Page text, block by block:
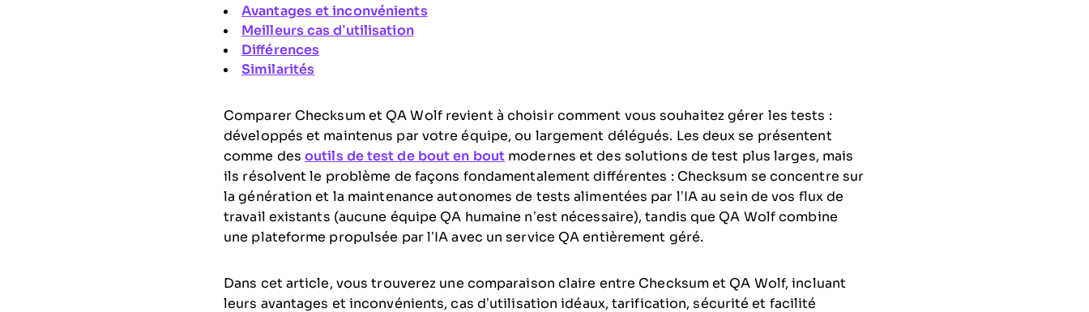
Avantages et inconvénients
Meilleurs cas d’utilisation
Différences
Similarités
Comparer Checksum et QA Wolf revient à choisir comment vous souhaitez gérer les tests :
développés et maintenus par votre équipe, ou largement délégués. Les deux se présentent
comme des outils de test de bout en bout modernes et des solutions de test plus larges, mais
ils résolvent le problème de façons fondamentalement différentes : Checksum se concentre sur
la génération et la maintenance autonomes de tests alimentées par l’IA au sein de vos flux de
travail existants (aucune équipe QA humaine n’est nécessaire), tandis que QA Wolf combine
une plateforme propulsée par l’IA avec un service QA entièrement géré.
Dans cet article, vous trouverez une comparaison claire entre Checksum et QA Wolf, incluant
leurs avantages et inconvénients, cas d’utilisation idéaux, tarification, sécurité et facilité